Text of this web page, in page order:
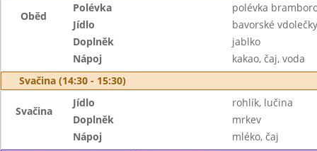
Oběd
Polévka
polévka
Jídlo
bavorské vdolečky
Doplněk
jablko
Nápoj
kakao, čaj, voda
Svačina (14:30 - 15:30)
Svačina
Jídlo
rohlík, lučina
Doplněk
mrkev
Nápoj
mléko, čaj